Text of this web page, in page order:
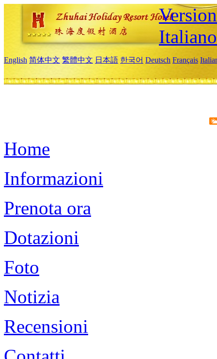
Italiano
English 简体中文 繁體中文 日本語 한국어 Deutsch Français
Home
Informazioni
Prenota ora
Dotazioni
Foto
Notizia
Recensioni